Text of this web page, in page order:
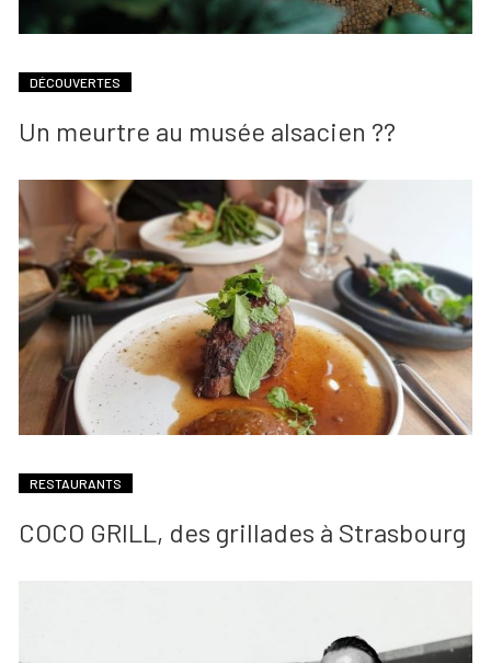
DÉCOUVERTES
Un meurtre au musée alsacien ??
RESTAURANTS
COCO GRILL, des grillades à Strasbourg